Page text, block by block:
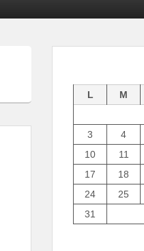
L M
3
4
10
11
17
18
24
25
31